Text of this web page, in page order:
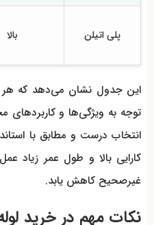
پلی اتیلن بالا
این جدول نشان می‌دهد که هر
توجه به ویژگی‌ها و کاربردهای
انتخاب درست و مطابق با
کارایی بالا و طول عمر زیاد
غیرصحیح کاهش یابد.
نکات مهم در خرید